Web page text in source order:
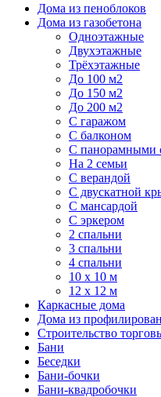
Дома из пеноблоков
Дома из газобетона
Одноэтажные
Двухэтажные
Трёхэтажные
До 100 м2
До 150 м2
До 200 м2
С гаражом
С балконом
С панорамными
На 2 семьи
С верандой
С двускатной
С мансардой
С эркером
2 спальни
3 спальни
4 спальни
10 x 10 м
12 x 12 м
Каркасные дома
Дома из
Строительство
Бани
Беседки
Бани-бочки
Бани-квадробочки